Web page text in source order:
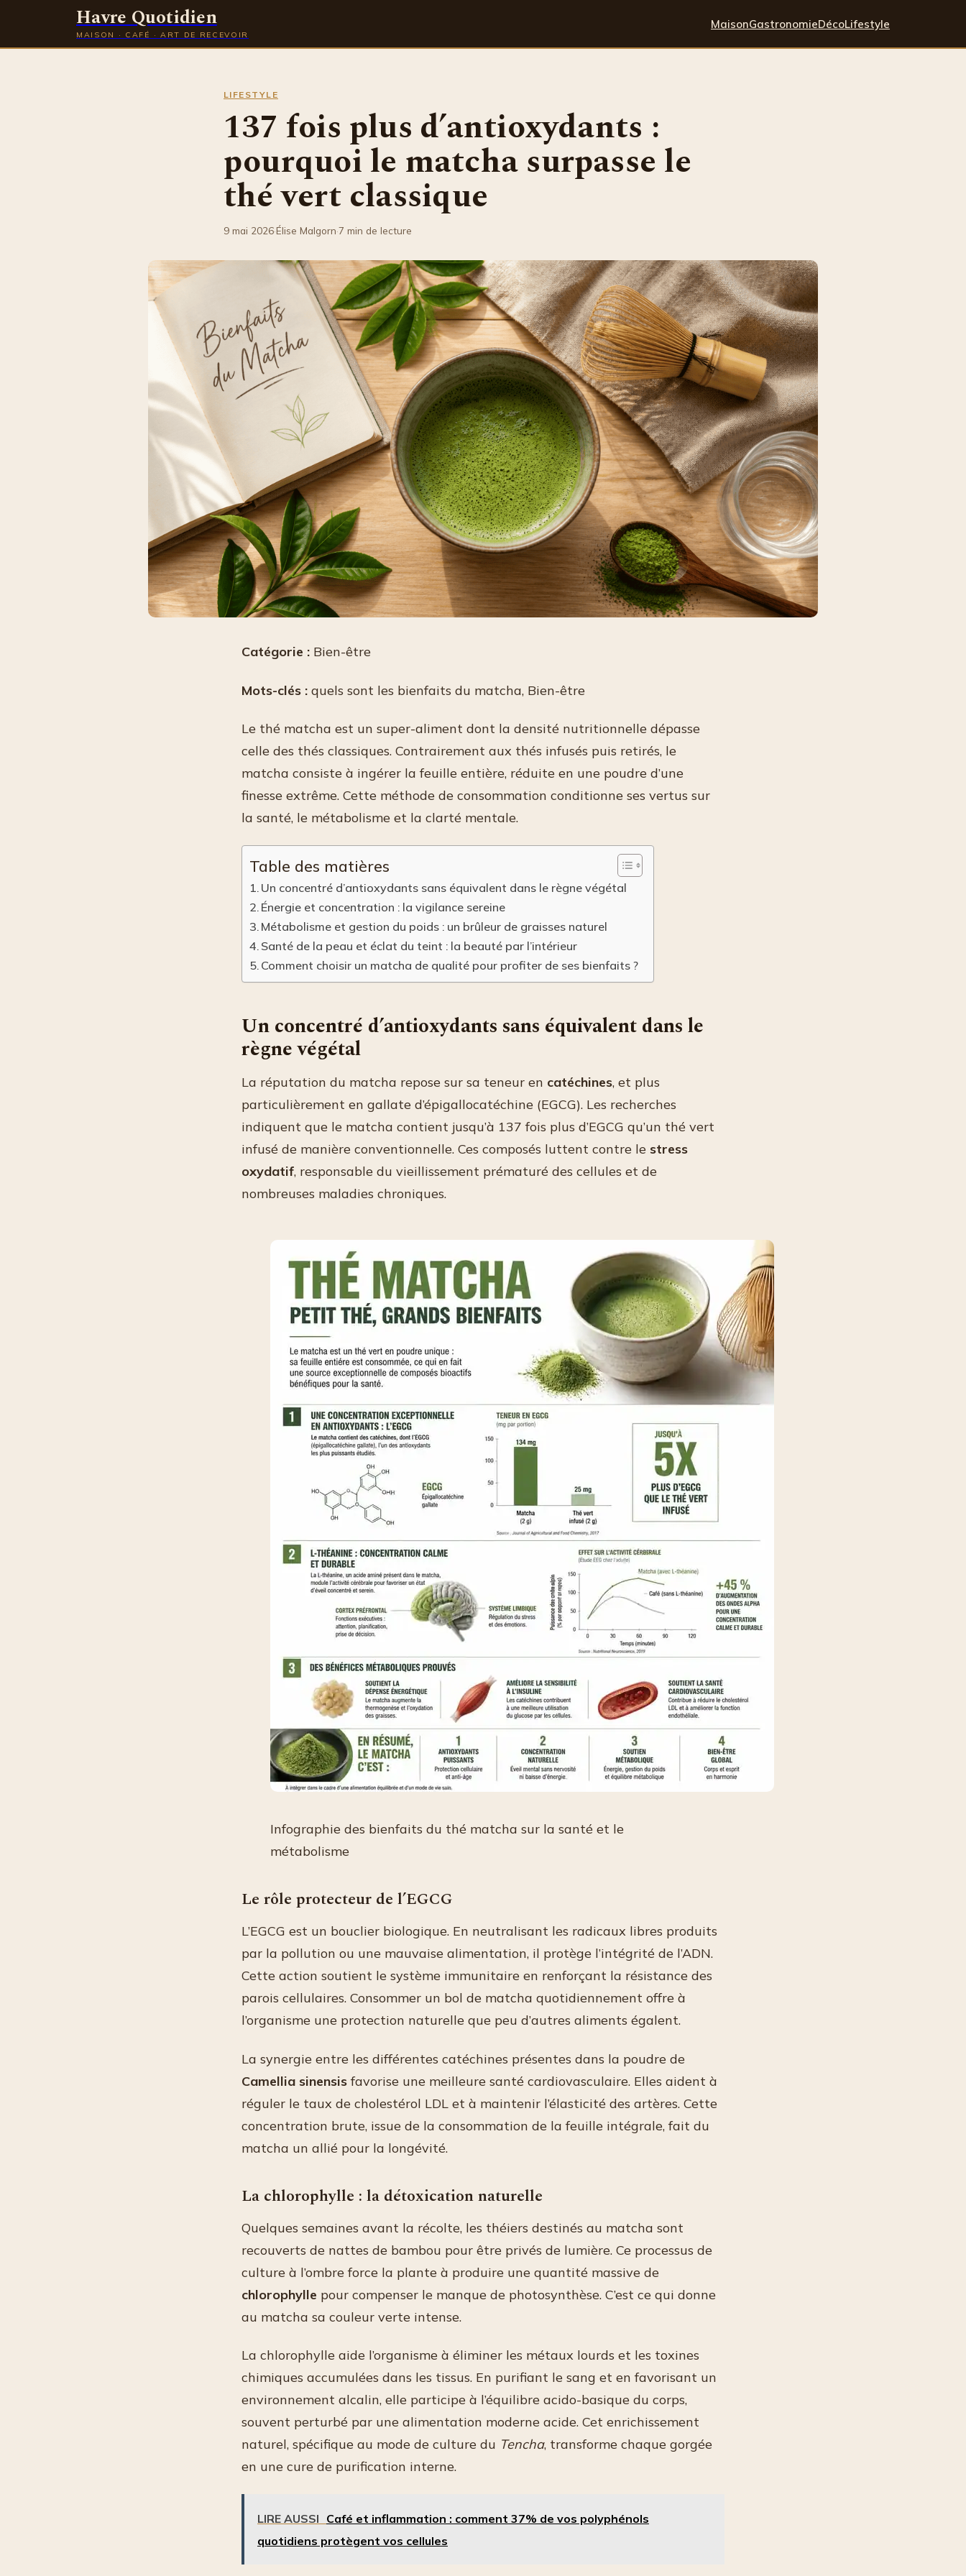
Havre Quotidien
MAISON · CAFÉ · ART DE RECEVOIR
MaisonGastronomieDécoLifestyle
LIFESTYLE
137 fois plus d’antioxydants :
pourquoi le matcha surpasse le
thé vert classique
9 mai 2026·Élise Malgorn·7 min de lecture
Catégorie : Bien-être
Mots-clés : quels sont les bienfaits du matcha, Bien-être
Le thé matcha est un super-aliment dont la densité nutritionnelle dépasse
celle des thés classiques. Contrairement aux thés infusés puis retirés, le
matcha consiste à ingérer la feuille entière, réduite en une poudre d’une
finesse extrême. Cette méthode de consommation conditionne ses vertus sur
la santé, le métabolisme et la clarté mentale.
Table des matières
Un concentré d’antioxydants sans équivalent dans le règne végétal
Énergie et concentration : la vigilance sereine
Métabolisme et gestion du poids : un brûleur de graisses naturel
Santé de la peau et éclat du teint : la beauté par l’intérieur
Comment choisir un matcha de qualité pour profiter de ses bienfaits ?
Un concentré d’antioxydants sans équivalent dans le
règne végétal
La réputation du matcha repose sur sa teneur en catéchines, et plus
particulièrement en gallate d’épigallocatéchine (EGCG). Les recherches
indiquent que le matcha contient jusqu’à 137 fois plus d’EGCG qu’un thé vert
infusé de manière conventionnelle. Ces composés luttent contre le stress
oxydatif, responsable du vieillissement prématuré des cellules et de
nombreuses maladies chroniques.
Infographie des bienfaits du thé matcha sur la santé et le
métabolisme
Le rôle protecteur de l’EGCG
L’EGCG est un bouclier biologique. En neutralisant les radicaux libres produits
par la pollution ou une mauvaise alimentation, il protège l’intégrité de l’ADN.
Cette action soutient le système immunitaire en renforçant la résistance des
parois cellulaires. Consommer un bol de matcha quotidiennement offre à
l’organisme une protection naturelle que peu d’autres aliments égalent.
La synergie entre les différentes catéchines présentes dans la poudre de
Camellia sinensis favorise une meilleure santé cardiovasculaire. Elles aident à
réguler le taux de cholestérol LDL et à maintenir l’élasticité des artères. Cette
concentration brute, issue de la consommation de la feuille intégrale, fait du
matcha un allié pour la longévité.
La chlorophylle : la détoxication naturelle
Quelques semaines avant la récolte, les théiers destinés au matcha sont
recouverts de nattes de bambou pour être privés de lumière. Ce processus de
culture à l’ombre force la plante à produire une quantité massive de
chlorophylle pour compenser le manque de photosynthèse. C’est ce qui donne
au matcha sa couleur verte intense.
La chlorophylle aide l’organisme à éliminer les métaux lourds et les toxines
chimiques accumulées dans les tissus. En purifiant le sang et en favorisant un
environnement alcalin, elle participe à l’équilibre acido-basique du corps,
souvent perturbé par une alimentation moderne acide. Cet enrichissement
naturel, spécifique au mode de culture du Tencha, transforme chaque gorgée
en une cure de purification interne.
LIRE AUSSI Café et inflammation : comment 37% de vos polyphénols
quotidiens protègent vos cellules